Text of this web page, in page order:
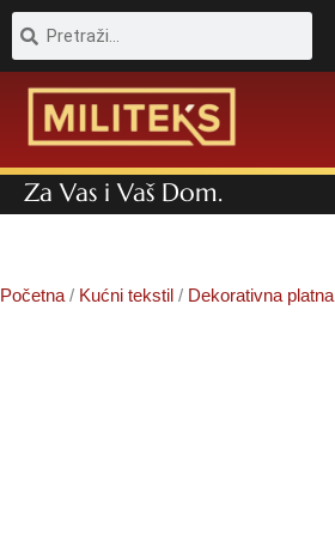
Pretraga
Za Vas i Vaš Dom.
Početna / Kućni tekstil / Dekorativna platna